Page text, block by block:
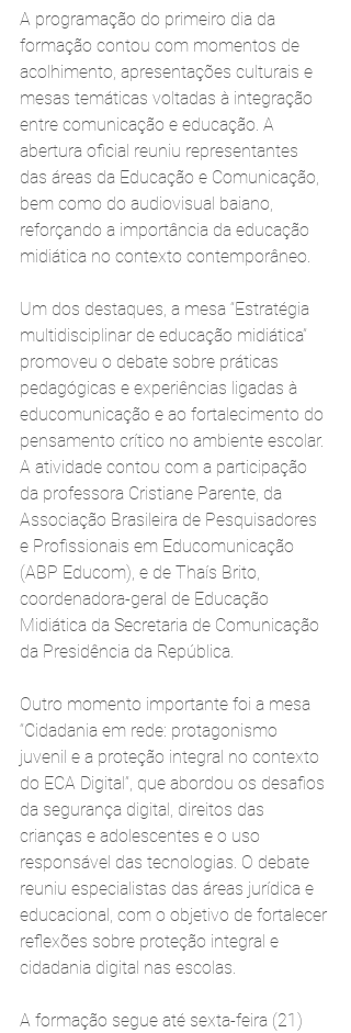
A programação do primeiro dia da
formação contou com momentos de
acolhimento, apresentações culturais e
mesas temáticas voltadas à integração
entre comunicação e educação. A
abertura oficial reuniu representantes
das áreas da Educação e Comunicação,
bem como do audiovisual baiano,
reforçando a importância da educação
midiática no contexto contemporâneo.
Um dos destaques, a mesa “Estratégia
multidisciplinar de educação midiática”
promoveu o debate sobre práticas
pedagógicas e experiências ligadas à
educomunicação e ao fortalecimento do
pensamento crítico no ambiente escolar.
A atividade contou com a participação
da professora Cristiane Parente, da
Associação Brasileira de Pesquisadores
e Profissionais em Educomunicação
(ABP Educom), e de Thaís Brito,
coordenadora-geral de Educação
Midiática da Secretaria de Comunicação
da Presidência da República.
Outro momento importante foi a mesa
“Cidadania em rede: protagonismo
juvenil e a proteção integral no contexto
do ECA Digital”, que abordou os desafios
da segurança digital, direitos das
crianças e adolescentes e o uso
responsável das tecnologias. O debate
reuniu especialistas das áreas jurídica e
educacional, com o objetivo de fortalecer
reflexões sobre proteção integral e
cidadania digital nas escolas.
A formação segue até sexta-feira (21)